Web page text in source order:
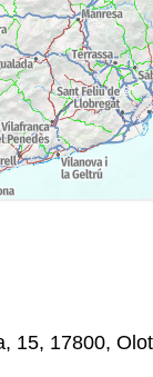
15, 17800,